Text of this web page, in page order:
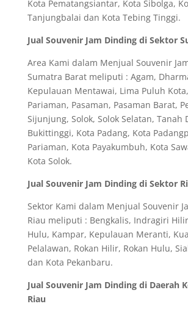
Kota Pematangsiantar, Kota Sibolga,
Tanjungbalai dan Kota Tebing Tinggi.
Jual Souvenir Jam Dinding di Sektor
Area Kami dalam Menjual Souvenir
Sumatra Barat meliputi : Agam,
Kepulauan Mentawai, Lima Puluh
Pariaman, Pasaman, Pasaman Barat,
Sijunjung, Solok, Solok Selatan, Tanah
Bukittinggi, Kota Padang, Kota
Pariaman, Kota Payakumbuh, Kota
Kota Solok.
Jual Souvenir Jam Dinding di Sektor
Sektor Kami dalam Menjual Souvenir
Riau meliputi : Bengkalis, Indragiri
Hulu, Kampar, Kepulauan Meranti,
Pelalawan, Rokan Hilir, Rokan Hulu,
dan Kota Pekanbaru.
Jual Souvenir Jam Dinding di Daerah
Riau